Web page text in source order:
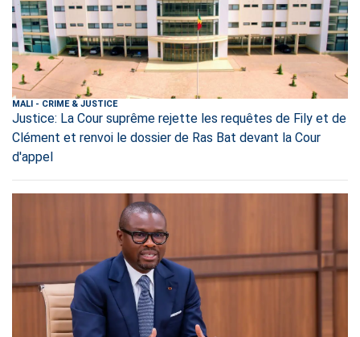
MALI - CRIME & JUSTICE
Justice: La Cour suprême rejette les requêtes de Fily et de
Clément et renvoi le dossier de Ras Bat devant la Cour
d'appel